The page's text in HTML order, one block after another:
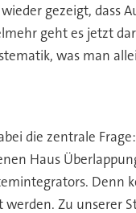
gezeigt, dass
geht es jetzt
was man
die zentrale
Haus
Denn
Zu unserer